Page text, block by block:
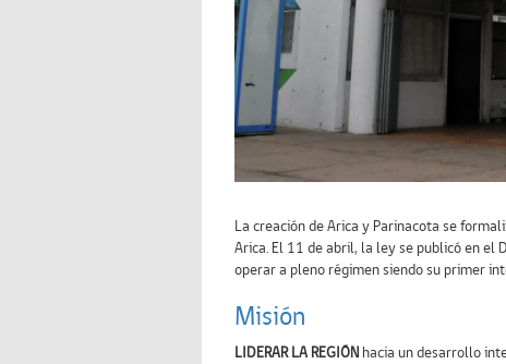
La creación de Arica y Parinacota se
Arica. El 11 de abril, la ley se publicó en el
operar a pleno régimen siendo su primer
Misión
LIDERAR LA REGIÓN hacia un desarrollo